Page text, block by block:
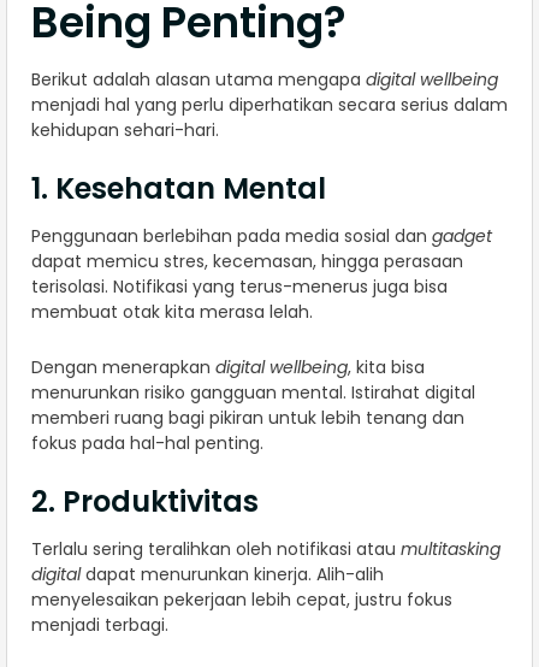
Being Penting?
Berikut adalah alasan utama mengapa digital wellbeing
menjadi hal yang perlu diperhatikan secara serius dalam
kehidupan sehari-hari.
1. Kesehatan Mental
Penggunaan berlebihan pada media sosial dan gadget
dapat memicu stres, kecemasan, hingga perasaan
terisolasi. Notifikasi yang terus-menerus juga bisa
membuat otak kita merasa lelah.
Dengan menerapkan digital wellbeing, kita bisa
menurunkan risiko gangguan mental. Istirahat digital
memberi ruang bagi pikiran untuk lebih tenang dan
fokus pada hal-hal penting.
2. Produktivitas
Terlalu sering teralihkan oleh notifikasi atau multitasking
digitaldapat menurunkan kinerja. Alih-alih
menyelesaikan pekerjaan lebih cepat, justru fokus
menjadi terbagi.